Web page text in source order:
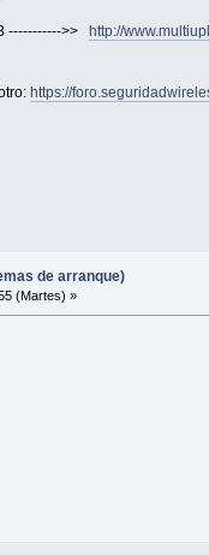
----------->>http://
https://
de arranque)
(Martes) »